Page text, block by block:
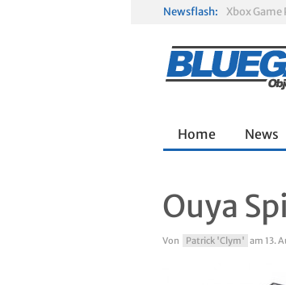
Newsflash:
Solarpunk
Home News
Ouya
Von Patrick 'Clym' am 13.